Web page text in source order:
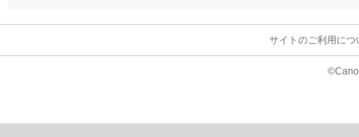
サイトのご利用につ